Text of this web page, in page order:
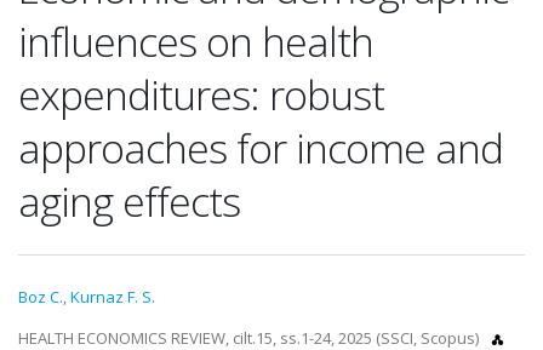
influences on health
expenditures: robust
approaches for income and
aging effects
Boz C.,Kurnaz F. S.
HEALTH ECONOMICS REVIEW, cilt.15, ss.1-24, 2025 (SSCI, Scopus)